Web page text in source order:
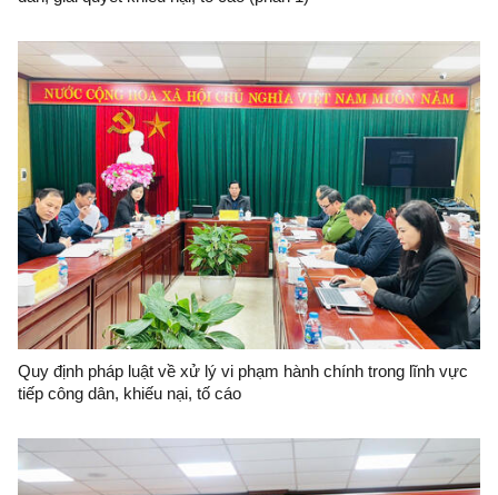
Quy định pháp luật về xử lý vi phạm hành chính trong lĩnh vực
tiếp công dân, khiếu nại, tố cáo